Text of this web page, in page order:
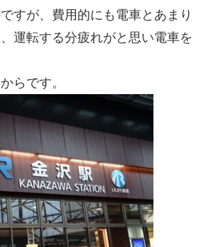
すが、費用的にも電車とあまり
運転する分疲れがと思い電車を
らです。